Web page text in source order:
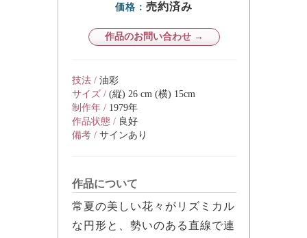
価格： 売約済み
作品のお問い合わせ →
技法 / 油彩
サイズ / (縦) 26 cm (横) 15cm
制作年 / 1979年
作品状態 / 良好
備考 / サインあり
作品について
常夏の美しい花々がリズミカル
な円形と、勢いのある直線で連